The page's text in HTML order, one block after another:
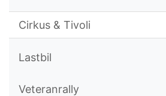
Cirkus & Tivoli
Lastbil
Veteranrally